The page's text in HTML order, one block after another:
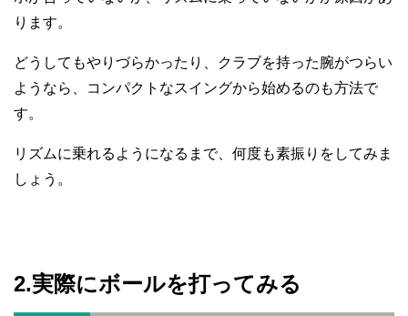
ります。
どうしてもやりづらかったり、クラブを持った腕がつらい
ようなら、コンパクトなスイングから始めるのも方法で
す。
リズムに乗れるようになるまで、何度も素振りをしてみま
しょう。
2.実際にボールを打ってみる